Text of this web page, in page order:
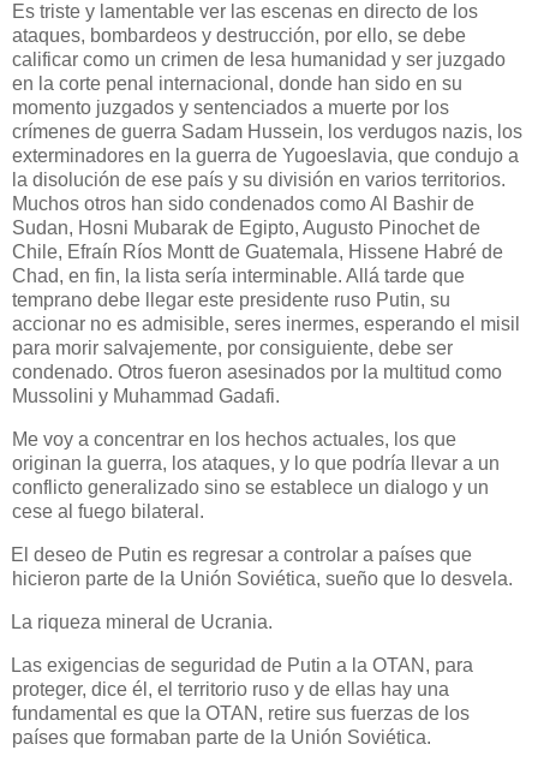
Es triste y lamentable ver las escenas en directo de los
ataques, bombardeos y destrucción, por ello, se debe
calificar como un crimen de lesa humanidad y ser juzgado
en la corte penal internacional, donde han sido en su
momento juzgados y sentenciados a muerte por los
crímenes de guerra Sadam Hussein, los verdugos nazis, los
exterminadores en la guerra de Yugoeslavia, que condujo a
la disolución de ese país y su división en varios territorios.
Muchos otros han sido condenados como Al Bashir de
Sudan, Hosni Mubarak de Egipto, Augusto Pinochet de
Chile, Efraín Ríos Montt de Guatemala, Hissene Habré de
Chad, en fin, la lista sería interminable. Allá tarde que
temprano debe llegar este presidente ruso Putin, su
accionar no es admisible, seres inermes, esperando el misil
para morir salvajemente, por consiguiente, debe ser
condenado. Otros fueron asesinados por la multitud como
Mussolini y Muhammad Gadafi.
Me voy a concentrar en los hechos actuales, los que
originan la guerra, los ataques, y lo que podría llevar a un
conflicto generalizado sino se establece un dialogo y un
cese al fuego bilateral.
El deseo de Putin es regresar a controlar a países que
hicieron parte de la Unión Soviética, sueño que lo desvela.
La riqueza mineral de Ucrania.
Las exigencias de seguridad de Putin a la OTAN, para
proteger, dice él, el territorio ruso y de ellas hay una
fundamental es que la OTAN, retire sus fuerzas de los
países que formaban parte de la Unión Soviética.